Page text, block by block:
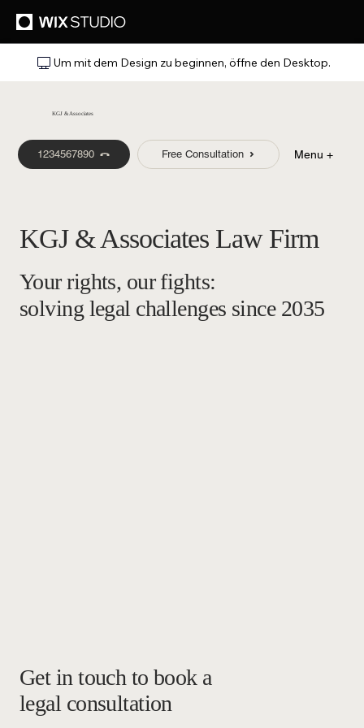
Um mit dem Design zu beginnen, öffne den Desktop.